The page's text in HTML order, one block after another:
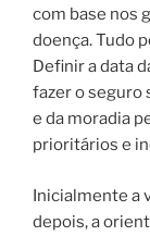
com base nos
doença. Tudo
Definir a data
fazer o seguro
e da moradia
prioritários e
Inicialmente a
depois, a